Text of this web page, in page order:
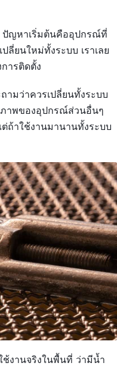
ปัญหาเริ่มต้นคืออุปกรณ์ที่
ลี่ยนใหม่ทั้งระบบ เราเลย
ารติดตั้ง
ามว่าควรเปลี่ยนทั้งระบบ
าพของอุปกรณ์ส่วนอื่นๆ
ถ้าใช้งานมานานทั้งระบบ
ช้งานจริงในพื้นที่ ว่ามีน้ำ